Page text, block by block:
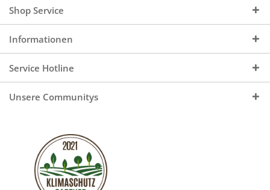
Shop Service
Informationen
Service Hotline
Unsere Communitys